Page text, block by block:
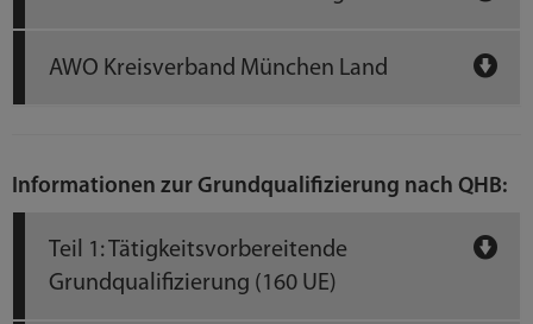
AWO Kreisverband München Land
Informationen zur Grundqualifizierung nach QHB:
Teil 1: Tätigkeitsvorbereitende
Grundqualifizierung (160 UE)